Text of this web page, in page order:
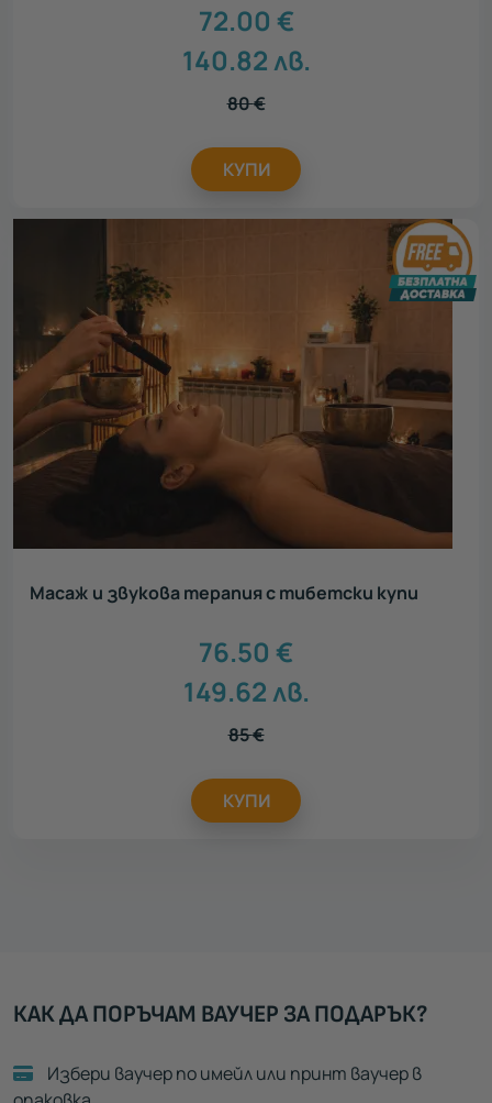
72.00 €
140.82лв.
80€
КУПИ
Масаж и звукова терапия с тибетски купи
76.50 €
149.62лв.
85€
КУПИ
КАК ДА ПОРЪЧАМ ВАУЧЕР ЗА ПОДАРЪК?
Избери ваучер по имейл или принт ваучер в